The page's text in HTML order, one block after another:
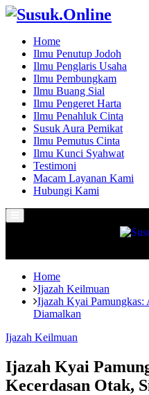
Home
Ilmu Penutup Jodoh
Ilmu Penglaris Usaha
Ilmu Pembungkam
Ilmu Buang Sial
Ilmu Pengeret Harta
Ilmu Penahluk Cinta
Susuk Aura Pemikat
Ilmu Pemutus Cinta
Ilmu Kunci Syahwat
Testimoni
Macam Layanan Kami
Hubungi Kami
Menu
Home
Ijazah Keilmuan
Ijazah Kyai Pamungkas:
Diamalkan
Ijazah Keilmuan
Ijazah Kyai
Kecerdasan Otak,